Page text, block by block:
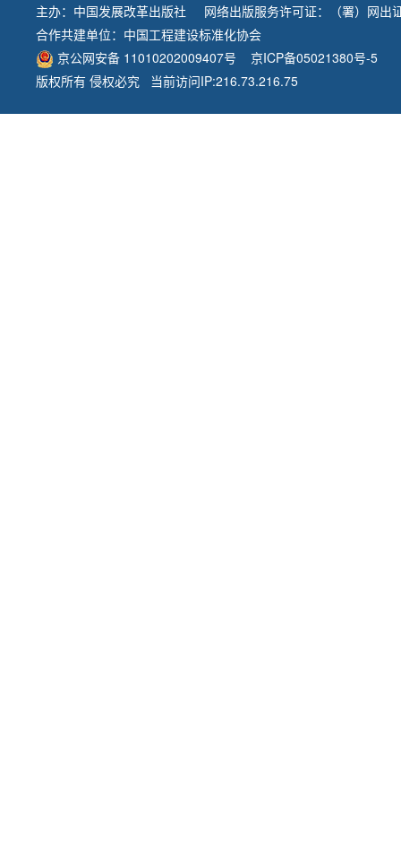
主办： 中国发展改革出版社
网络出版服务许可证：（署）网出
合作共建单位： 中国工程建设标准化协会
京公网安备 11010202009407号
京ICP备05021380号-5
版权所有 侵权必究 当前访问IP:216.73.216.75